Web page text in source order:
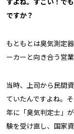
ですか？
もともとは臭気測定
ーカーと向き合う営
当時、上司から民間
ていたんですよね。
年に「臭気判定士」
験を受け直し、国家